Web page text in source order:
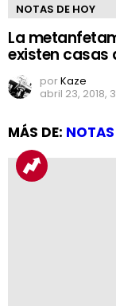
NOTAS DE HOY
La
existen casas
porKaze
abril 23, 2018,
MÁS DE: